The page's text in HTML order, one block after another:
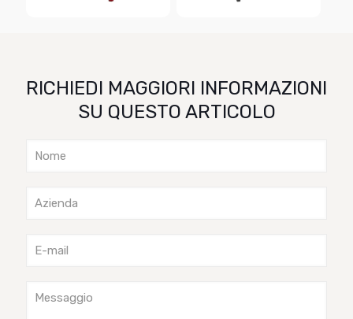
RICHIEDI MAGGIORI INFORMAZIONI
SU QUESTO ARTICOLO